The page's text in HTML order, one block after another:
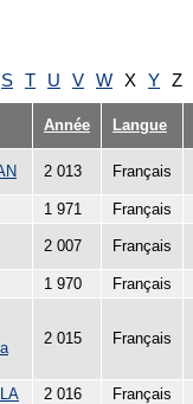
S T U V W X Y Z
Année Langue
2 013 Français
1 971 Français
2 007 Français
1 970 Français
2 015 Français
2 016 Français